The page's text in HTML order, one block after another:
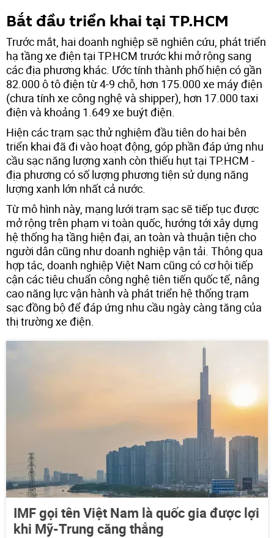
Bắt đầu triển khai tại TP.HCM
Trước mắt, hai doanh nghiệp sẽ nghiên cứu, phát triển
hạ tầng xe điện tại TP.HCM trước khi mở rộng sang
các địa phương khác. Ước tính thành phố hiện có gần
82.000 ô tô điện từ 4-9 chỗ, hơn 175.000 xe máy điện
(chưa tính xe công nghệ và shipper), hơn 17.000 taxi
điện và khoảng 1.649 xe buýt điện.
Hiện các trạm sạc thử nghiệm đầu tiên do hai bên
triển khai đã đi vào hoạt động, góp phần đáp ứng nhu
cầu sạc năng lượng xanh còn thiếu hụt tại TP.HCM -
địa phương có số lượng phương tiện sử dụng năng
lượng xanh lớn nhất cả nước.
Từ mô hình này, mạng lưới trạm sạc sẽ tiếp tục được
mở rộng trên phạm vi toàn quốc, hướng tới xây dựng
hệ thống hạ tầng hiện đại, an toàn và thuận tiện cho
người dân cũng như doanh nghiệp vận tải. Thông qua
hợp tác, doanh nghiệp Việt Nam cũng có cơ hội tiếp
cận các tiêu chuẩn công nghệ tiên tiến quốc tế, nâng
cao năng lực vận hành và phát triển hệ thống trạm
sạc đồng bộ để đáp ứng nhu cầu ngày càng tăng của
thị trường xe điện.
IMF gọi tên Việt Nam là quốc gia được lợi
khi Mỹ-Trung căng thẳng